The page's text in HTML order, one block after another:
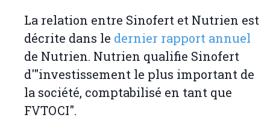
La relation entre Sinofert et Nutrien est
décrite dans le dernier rapport annuel
de Nutrien. Nutrien qualifie Sinofert
d'"investissement le plus important de
la société, comptabilisé en tant que
FVTOCI".